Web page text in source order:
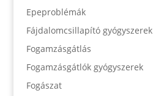
Epeproblémák
Fájdalomcsillapító gyógyszerek
Fogamzásgátlás
Fogamzásgátlók gyógyszerek
Fogászat